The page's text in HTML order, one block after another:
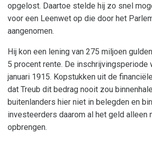
opgelost. Daartoe stelde hij zo snel
voor een Leenwet op die door het
aangenomen.
Hij kon een lening van 275 miljoen
5 procent rente. De inschrijvingsperiode
januari 1915. Kopstukken uit de
dat Treub dit bedrag nooit zou
buitenlanders hier niet in belegden en
investeerders daarom al het geld alleen
opbrengen.